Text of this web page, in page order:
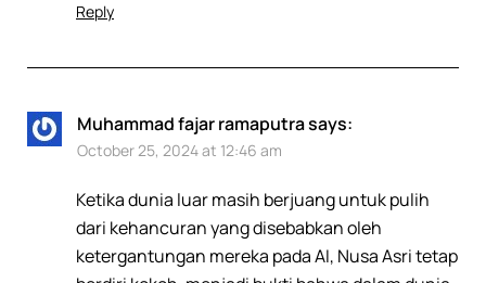
Reply
Muhammad fajar ramaputrasays:
October 25, 2024 at 12:46 am
Ketika dunia luar masih berjuang untuk pulih
dari kehancuran yang disebabkan oleh
ketergantungan mereka pada AI, Nusa Asri tetap